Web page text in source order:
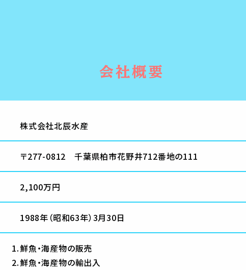
会社概要
株式会社北辰水産
〒277-0812 千葉県柏市花野井712番地の111
2,100万円
1988年（昭和63年）3月30日
鮮魚・海産物の販売
鮮魚・海産物の輸出入